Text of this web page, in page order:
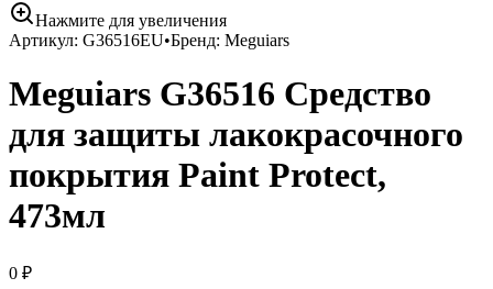
Нажмите для увеличения
Артикул: G36516EU•Бренд: Meguiars
Meguiars G36516 Средство
для защиты лакокрасочного
покрытия Paint Protect,
473мл
0 ₽